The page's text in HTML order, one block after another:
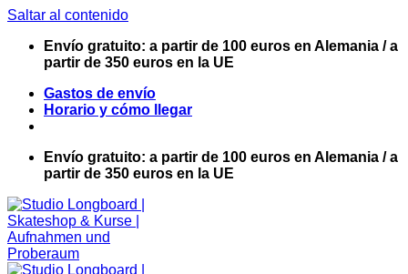
Saltar al contenido
Envío gratuito: a partir de 100 euros en Alemania / a
partir de 350 euros en la UE
Gastos de envío
Horario y cómo llegar
Envío gratuito: a partir de 100 euros en Alemania / a
partir de 350 euros en la UE